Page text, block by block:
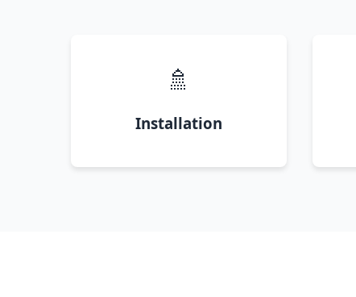
🚿
Installation